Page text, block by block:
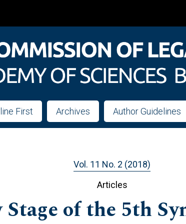
First Archives Author Guidelines
Vol. 11 No. 2 (2018)
Articles
of the 5th